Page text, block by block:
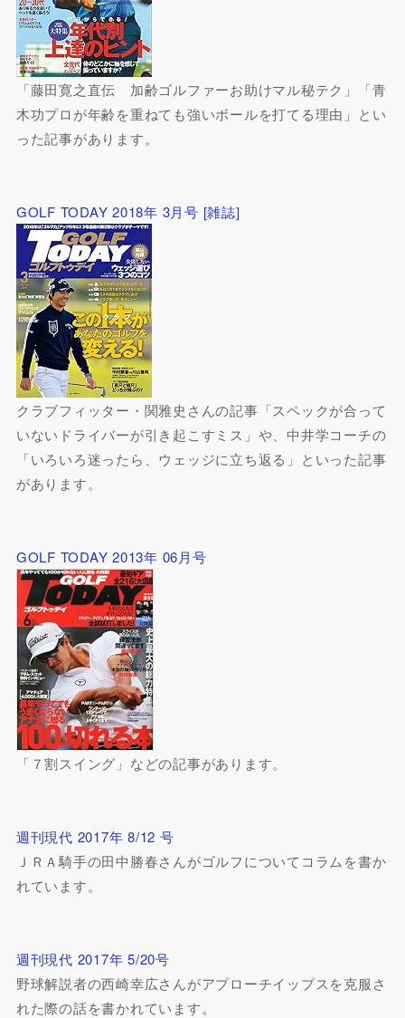
「藤田寛之直伝 加齢ゴルファーお助けマル秘テク」「青
木功プロが年齢を重ねても強いボールを打てる理由」とい
った記事があります。
GOLF TODAY 2018年 3月号 [雑誌]
クラブフィッター・関雅史さんの記事「スペックが合って
いないドライバーが引き起こすミス」や、中井学コーチの
「いろいろ迷ったら、ウェッジに立ち返る」といった記事
があります。
GOLF TODAY 2013年 06月号
「７割スイング」などの記事があります。
週刊現代 2017年 8/12 号
ＪＲＡ騎手の田中勝春さんがゴルフについてコラムを書か
れています。
週刊現代 2017年 5/20号
野球解説者の西崎幸広さんがアプローチイップスを克服さ
れた際の話を書かれています。